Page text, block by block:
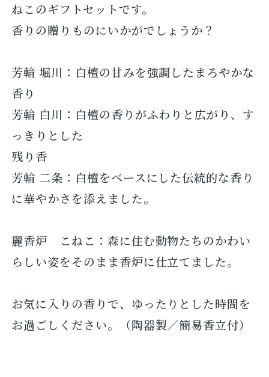
ねこのギフトセットです。
香りの贈りものにいかがでしょうか？
芳輪 堀川：白檀の甘みを強調したまろやかな
香り
芳輪 白川：白檀の香りがふわりと広がり、す
っきりとした
残り香
芳輪 二条：白檀をベースにした伝統的な香り
に華やかさを添えました。
麗香炉 こねこ：森に住む動物たちのかわい
らしい姿をそのまま香炉に仕立てました。
お気に入りの香りで、ゆったりとした時間を
お過ごしください。（陶器製／簡易香立付）